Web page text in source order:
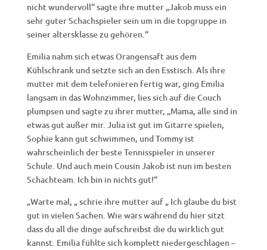
nicht wundervoll“ sagte ihre mutter „Jakob muss ein
sehr guter Schachspieler sein um in die topgruppe in
seiner altersklasse zu gehören.“
Emilia nahm sich etwas Orangensaft aus dem
Kühlschrank und setzte sich an den Esstisch. Als ihre
mutter mit dem telefonieren fertig war, ging Emilia
langsam in das Wohnzimmer, lies sich auf die Couch
plumpsen und sagte zu ihrer mutter, „Mama, alle sind in
etwas gut außer mir. Julia ist gut im Gitarre spielen,
Sophie kann gut schwimmen, und Tommy ist
wahrscheinlich der beste Tennisspieler in unserer
Schule. Und auch mein Cousin Jakob ist nun im besten
Schachteam. Ich bin in nichts gut!“
„Warte mal, „ schrie ihre mutter auf „ Ich glaube du bist
gut in vielen Sachen. Wie wärs während du hier sitzt
dass du all die dinge aufschreibst die du wirklich gut
kannst. Emilia fühlte sich komplett niedergeschlagen –